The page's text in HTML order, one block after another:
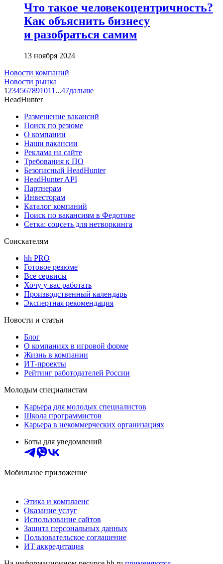
Что такое человеко­центричность?
Как объяснить бизнесу
и разобраться самим
13 ноября 2024
Новости компаний
Новости рынка
1 234567891011 ...47дальше
HeadHunter
Размещение вакансий
Поиск по резюме
О компании
Наши вакансии
Реклама на сайте
Требования к ПО
Безопасный HeadHunter
HeadHunter API
Партнерам
Инвесторам
Каталог компаний
Поиск по вакансиям в Федотове
Сетка: соцсеть для нетворкинга
Соискателям
hh PRO
Готовое резюме
Все сервисы
Хочу у вас работать
Производственный календарь
Экспертная рекомендация
Новости и статьи
Блог
О компаниях в игровой форме
Жизнь в компании
ИТ-проекты
Рейтинг работодателей России
Молодым специалистам
Карьера для молодых специалистов
Школа программистов
Карьера в некоммерческих организациях
Боты для уведомлений
Мобильное приложение
Этика и комплаенс
Оказание услуг
Использование сайтов
Защита персональных данных
Пользовательское соглашение
ИТ аккредитация